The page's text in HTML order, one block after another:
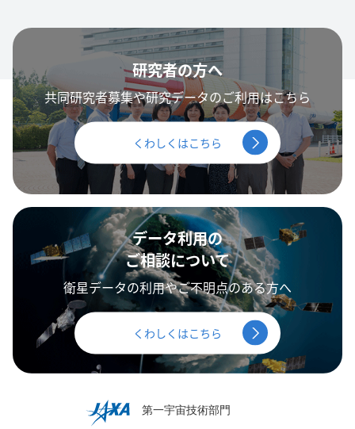
研究者の方へ
共同研究者募集や研究データのご利用はこちら
くわしくはこちら
データ利用の
ご相談について
衛星データの利用やご不明点のある方へ
くわしくはこちら